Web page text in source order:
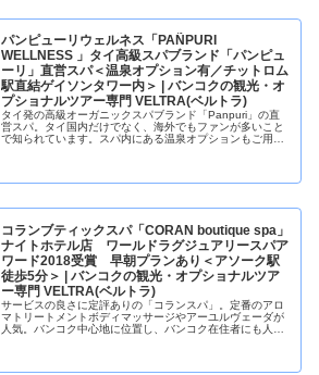
パンピューリウェルネス「PAÑPURI
WELLNESS 」タイ高級スパブランド「パンピュ
ーリ」直営スパ＜温泉オプション有／チットロム
駅直結ゲイソンタワー内＞ | バンコクの観光・オ
プショナルツアー専門 VELTRA(ベルトラ)
タイ発の高級オーガニックスパブランド「Panpuri」の直
営スパ。タイ国内だけでなく、海外でもファンが多いこと
で知られています。スパ内にある温泉オプションもご用意
コランブティックスパ「CORAN boutique spa」
ナイトホテル店 ワールドラグジュアリースパア
ワード2018受賞 早朝プランあり＜アソーク駅
徒歩5分＞ | バンコクの観光・オプショナルツア
ー専門 VELTRA(ベルトラ)
サービスの良さに定評ありの「コランスパ」。定番のアロ
マトリートメントボディマッサージやアーユルヴェーダが
人気。バンコク中心地に位置し、バンコク在住者にも人気